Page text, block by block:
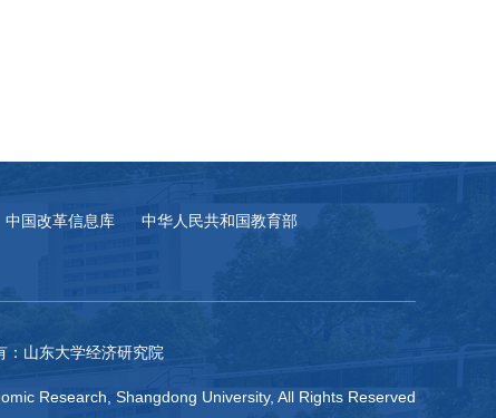
中国改革信息库 中华人民共和国教育部
：山东大学经济研究院
Research, Shangdong University, All Rights Reserved